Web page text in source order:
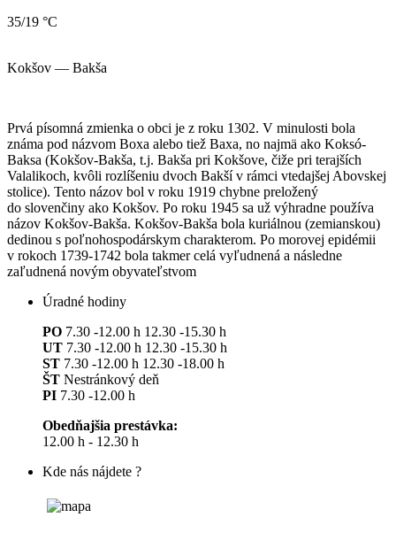
35/19 °C
Kokšov — Bakša
Prvá písomná zmienka o obci je z roku 1302. V minulosti bola
známa pod názvom Boxa alebo tiež Baxa, no najmä ako Koksó-
Baksa (Kokšov-Bakša, t.j. Bakša pri Kokšove, čiže pri terajších
Valalikoch, kvôli rozlíšeniu dvoch Bakší v rámci vtedajšej Abovskej
stolice). Tento názov bol v roku 1919 chybne preložený
do slovenčiny ako Kokšov. Po roku 1945 sa už výhradne používa
názov Kokšov-Bakša. Kokšov-Bakša bola kuriálnou (zemianskou)
dedinou s poľnohospodárskym charakterom. Po morovej epidémii
v rokoch 1739-1742 bola takmer celá vyľudnená a následne
zaľudnená novým obyvateľstvom
Úradné hodiny
PO 7.30 -12.00 h 12.30 -15.30 h
UT 7.30 -12.00 h 12.30 -15.30 h
ST 7.30 -12.00 h 12.30 -18.00 h
ŠT Nestránkový deň
PI 7.30 -12.00 h
Obedňajšia prestávka:
12.00 h - 12.30 h
Kde nás nájdete ?